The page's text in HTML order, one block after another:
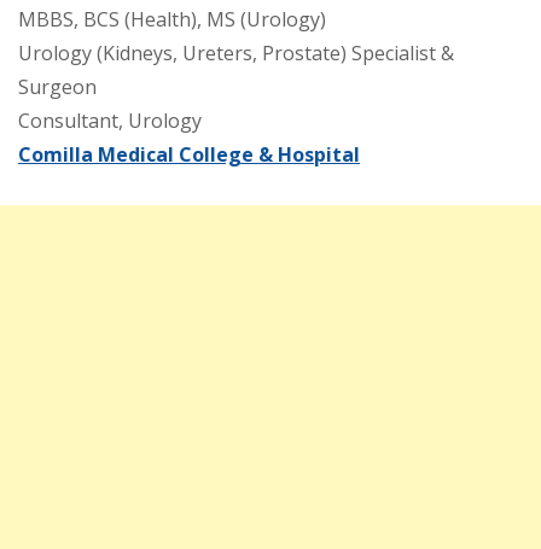
MBBS, BCS (Health), MS (Urology)
Urology (Kidneys, Ureters, Prostate) Specialist &
Surgeon
Consultant, Urology
Comilla Medical College & Hospital